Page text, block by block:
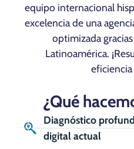
equipo internacional
excelencia de una
optimizada
Latinoamérica.
¿Qué
Diagnóstico
digital actual